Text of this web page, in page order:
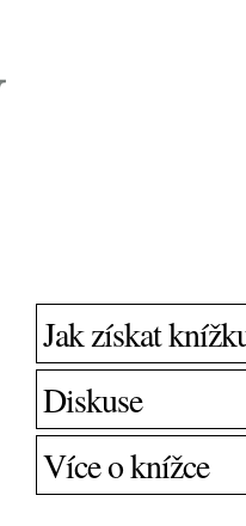
Jak získat
Diskuse
Více o knížce